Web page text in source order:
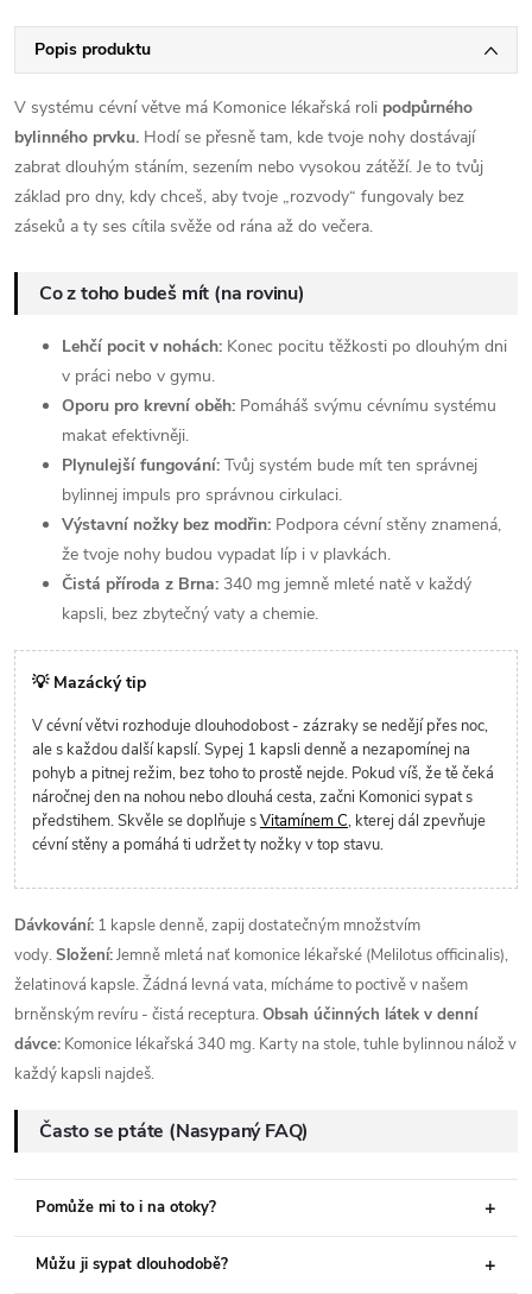
Popis produktu
V systému cévní větve má Komonice lékařská roli podpůrného
bylinného prvku. Hodí se přesně tam, kde tvoje nohy dostávají
zabrat dlouhým stáním, sezením nebo vysokou zátěží. Je to tvůj
základ pro dny, kdy chceš, aby tvoje „rozvody“ fungovaly bez
záseků a ty ses cítila svěže od rána až do večera.
Co z toho budeš mít (na rovinu)
Lehčí pocit v nohách: Konec pocitu těžkosti po dlouhým dni
v práci nebo v gymu.
Oporu pro krevní oběh: Pomáháš svýmu cévnímu systému
makat efektivněji.
Plynulejší fungování: Tvůj systém bude mít ten správnej
bylinnej impuls pro správnou cirkulaci.
Výstavní nožky bez modřin: Podpora cévní stěny znamená,
že tvoje nohy budou vypadat líp i v plavkách.
Čistá příroda z Brna: 340 mg jemně mleté natě v každý
kapsli, bez zbytečný vaty a chemie.
💡 Mazácký tip
V cévní větvi rozhoduje dlouhodobost - zázraky se nedějí přes noc,
ale s každou další kapslí. Sypej 1 kapsli denně a nezapomínej na
pohyb a pitnej režim, bez toho to prostě nejde. Pokud víš, že tě čeká
náročnej den na nohou nebo dlouhá cesta, začni Komonici sypat s
předstihem. Skvěle se doplňuje sVitamínem C, kterej dál zpevňuje
cévní stěny a pomáhá ti udržet ty nožky v top stavu.
Dávkování: 1 kapsle denně, zapij dostatečným množstvím
vody.Složení:Jemně mletá nať komonice lékařské (Melilotus officinalis),
želatinová kapsle. Žádná levná vata, mícháme to poctivě v našem
brněnským revíru - čistá receptura.Obsah účinných látek v denní
dávce: Komonice lékařská 340 mg. Karty na stole, tuhle bylinnou nálož v
každý kapsli najdeš.
Často se ptáte (Nasypaný FAQ)
Pomůže mi to i na otoky?
Můžu ji sypat dlouhodobě?